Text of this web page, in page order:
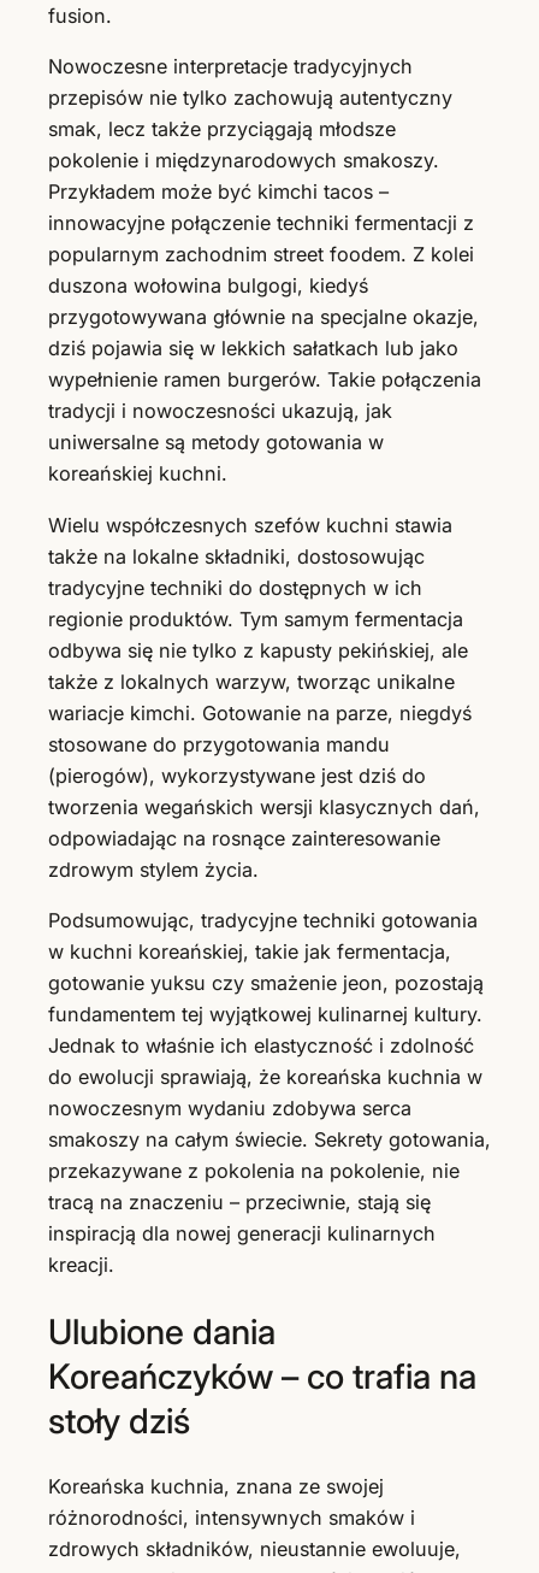
fusion.
Nowoczesne interpretacje tradycyjnych
przepisów nie tylko zachowują autentyczny
smak, lecz także przyciągają młodsze
pokolenie i międzynarodowych smakoszy.
Przykładem może być kimchi tacos –
innowacyjne połączenie techniki fermentacji z
popularnym zachodnim street foodem. Z kolei
duszona wołowina bulgogi, kiedyś
przygotowywana głównie na specjalne okazje,
dziś pojawia się w lekkich sałatkach lub jako
wypełnienie ramen burgerów. Takie połączenia
tradycji i nowoczesności ukazują, jak
uniwersalne są metody gotowania w
koreańskiej kuchni.
Wielu współczesnych szefów kuchni stawia
także na lokalne składniki, dostosowując
tradycyjne techniki do dostępnych w ich
regionie produktów. Tym samym fermentacja
odbywa się nie tylko z kapusty pekińskiej, ale
także z lokalnych warzyw, tworząc unikalne
wariacje kimchi. Gotowanie na parze, niegdyś
stosowane do przygotowania mandu
(pierogów), wykorzystywane jest dziś do
tworzenia wegańskich wersji klasycznych dań,
odpowiadając na rosnące zainteresowanie
zdrowym stylem życia.
Podsumowując, tradycyjne techniki gotowania
w kuchni koreańskiej, takie jak fermentacja,
gotowanie yuksu czy smażenie jeon, pozostają
fundamentem tej wyjątkowej kulinarnej kultury.
Jednak to właśnie ich elastyczność i zdolność
do ewolucji sprawiają, że koreańska kuchnia w
nowoczesnym wydaniu zdobywa serca
smakoszy na całym świecie. Sekrety gotowania,
przekazywane z pokolenia na pokolenie, nie
tracą na znaczeniu – przeciwnie, stają się
inspiracją dla nowej generacji kulinarnych
kreacji.
Ulubione dania
Koreańczyków – co trafia na
stoły dziś
Koreańska kuchnia, znana ze swojej
różnorodności, intensywnych smaków i
zdrowych składników, nieustannie ewoluuje,